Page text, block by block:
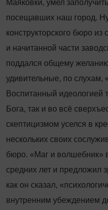
Маяковки, умел
посещавших наш город.
конструкторского бюро
и начитанной части
поддался общему
удивительные, по слухам,
Воспитанный идеологией
Бога, так и во всё
скептицизмом уселся в
нескольких своих
бюро. «Маг и волшебник»
средних лет и предложил
как он сказал,
внутренним убеждением